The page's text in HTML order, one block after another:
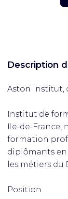
Description
Aston Institut,
Institut de
Ile-de-France,
formation
diplômants en
les métiers
Position